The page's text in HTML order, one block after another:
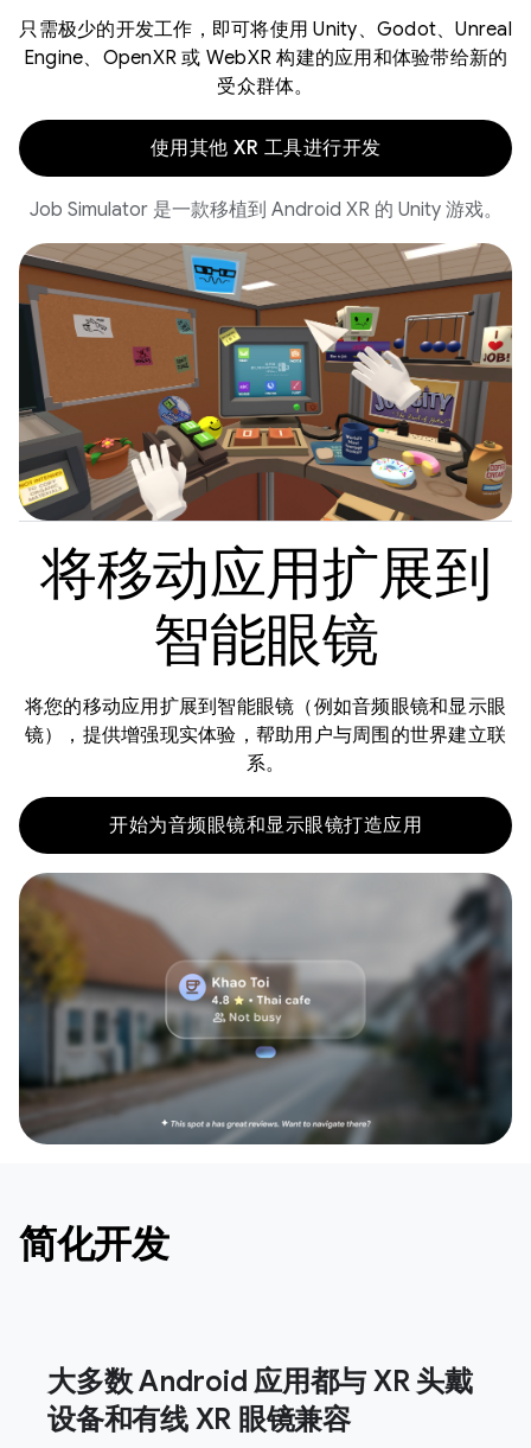
只需极少的开发工作，即可将使用 Unity、Godot、Unreal
Engine、OpenXR 或 WebXR 构建的应用和体验带给新的
受众群体。
使用其他 XR 工具进行开发
Job Simulator 是一款移植到 Android XR 的 Unity 游戏。
将移动应用扩展到
智能眼镜
将您的移动应用扩展到智能眼镜（例如音频眼镜和显示眼
镜），提供增强现实体验，帮助用户与周围的世界建立联
系。
开始为音频眼镜和显示眼镜打造应用
简化开发
大多数 Android 应用都与 XR 头戴
设备和有线 XR 眼镜兼容